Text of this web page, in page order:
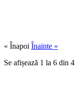
« Înapoi Înainte »
Se afișează 1 la 6 din